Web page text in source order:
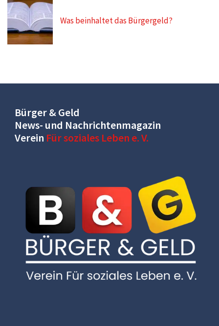
Was beinhaltet das Bürgergeld?
Bürger & Geld
News- und Nachrichtenmagazin
Verein Für soziales Leben e. V.